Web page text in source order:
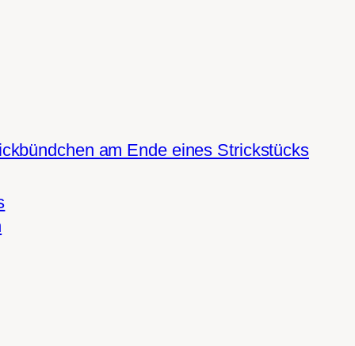
am Ende eines Strickstücks